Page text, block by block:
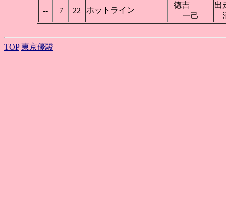
-- 7 22 ホットライン
徳吉
一己
出
TOP 東京優駿